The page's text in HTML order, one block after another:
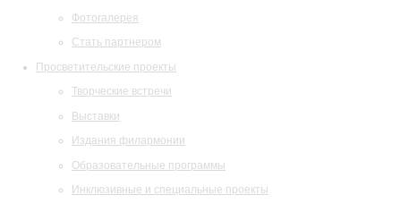
Фотогалерея
Стать партнером
Просветительские проекты
Творческие встречи
Выставки
Издания филармонии
Образовательные программы
Инклюзивные и специальные проекты